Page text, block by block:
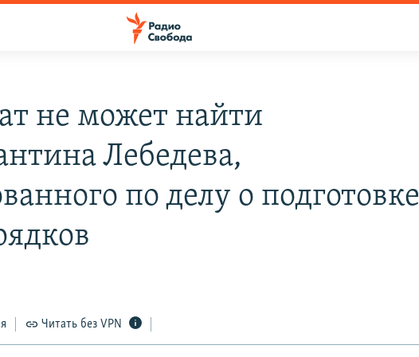
не может найти
Лебедева,
по делу о подготовке
Читать без VPN